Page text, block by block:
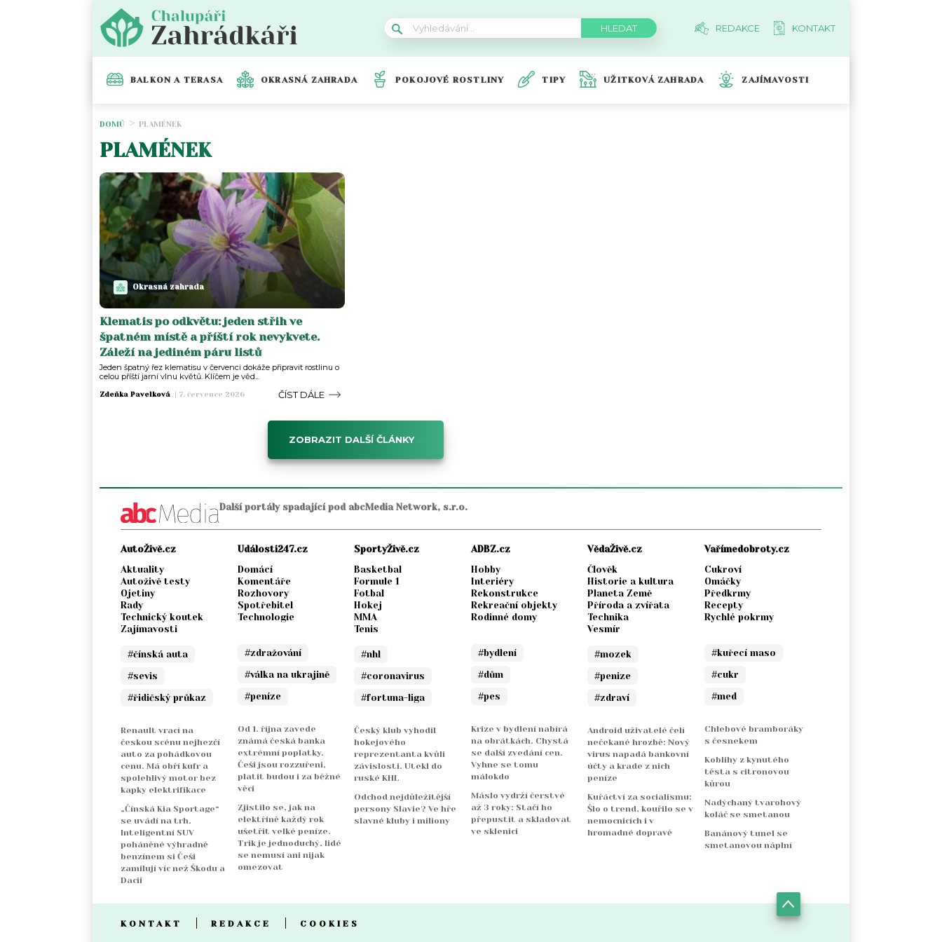
REDAKCE KONTAKT
BALKON A TERASA OKRASNÁ ZAHRADA POKOJOVÉ ROSTLINY TIPY UŽITKOVÁ ZAHRADA ZAJÍMAVOSTI
DOMŮ PLAMÉNEK
PLAMÉNEK
Okrasná zahrada
Klematis po odkvětu: jeden střih ve
špatném místě a příští rok nevykvete.
Záleží na jediném páru listů
Jeden špatný řez klematisu v červenci dokáže připravit rostlinu o
celou příští jarní vlnu květů. Klíčem je věd...
Zdeňka Pavelková | 7. července 2026 ČÍST DÁLE
ZOBRAZIT DALŠÍ ČLÁNKY
Další portály spadající pod abcMedia Network, s.r.o.
AutoŽivě.cz
Aktuality
Autoživě testy
Ojetiny
Rady
Technický koutek
Zajímavosti
#čínská auta
#sevis
#řidičský průkaz
Renault vrací na
českou scénu nejhezčí
auto za pohádkovou
cenu. Má obří kufr a
spolehlivý motor bez
kapky elektrifikace
„Čínská Kia Sportage“
se uvádí na trh.
Inteligentní SUV
poháněné výhradně
benzínem si Češi
zamilují víc než Škodu a
Dacii
Události247.cz
Domácí
Komentáře
Rozhovory
Spotřebitel
Technologie
#zdražování
#válka na ukrajině
#peníze
Od 1. října zavede
známá česká banka
extrémní poplatky.
Češi jsou rozzuřeni,
platit budou i za běžné
věci
Zjistilo se, jak na
elektřině každý rok
ušetřit velké peníze.
Trik je jednoduchý, lidé
se nemusí ani nijak
omezovat
SportyŽivě.cz
Basketbal
Formule 1
Fotbal
Hokej
MMA
Tenis
#nhl
#coronavirus
#fortuna-liga
Český klub vyhodil
hokejového
reprezentanta kvůli
závislosti. Utekl do
ruské KHL
Odchod nejdůležitější
persony Slavie? Ve hře
slavné kluby i miliony
ADBZ.cz
Hobby
Interiéry
Rekonstrukce
Rekreační objekty
Rodinné domy
#bydlení
#dům
#pes
Krize v bydlení nabírá
na obrátkách. Chystá
se další zvedání cen.
Vyhne se tomu
málokdo
Máslo vydrží čerstvé
až 3 roky: Stačí ho
přepustit a skladovat
ve sklenici
VědaŽivě.cz
Člověk
Historie a kultura
Planeta Země
Příroda a zvířata
Technika
Vesmír
#mozek
#penize
#zdraví
Android uživatelé čelí
nečekané hrozbě: Nový
virus napadá bankovní
účty a krade z nich
peníze
Kuřáctví za socialismu:
Šlo o trend, kouřilo se v
nemocnicích i v
hromadné dopravě
Vařímedobroty.cz
Cukroví
Omáčky
Předkrmy
Recepty
Rychlé pokrmy
#kuřecí maso
#cukr
#med
Chlebové bramboráky
s česnekem
Koblihy z kynutého
těsta s citronovou
kůrou
Nadýchaný tvarohový
koláč se smetanou
Banánový tunel se
smetanovou náplní
KONTAKT REDAKCE COOKIES